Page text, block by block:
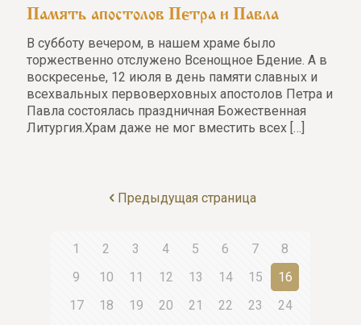
Память апостолов Петра и Павла
В субботу вечером, в нашем храме было
торжественно отслужено Всенощное Бдение. А в
воскресенье, 12 июля в день памяти славных и
всехвальных первоверховных апостолов Петра и
Павла состоялась праздничная Божественная
Литургия.Храм даже не мог вместить всех […]
Предыдущая страница
1 2 3 4 5 6 7
8
9
10 11 12 13 14 15
16
17
18 19 20 21 22 23
24